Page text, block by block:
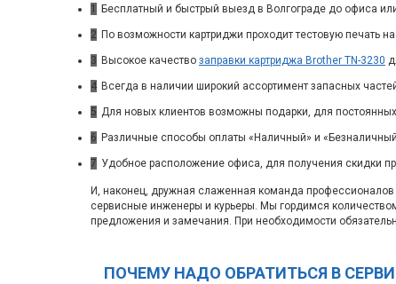
1 Бесплатный и быстрый выезд в Волгограде до офиса
2 По возможности картриджи проходит тестовую печать
3 Высокое качество заправки картриджа Brother TN-3230
4 Всегда в наличии широкий ассортимент запасных
5 Для новых клиентов возможны подарки, для
6 Различные способы оплаты «Наличный» и
7 Удобное расположение офиса, для получения скидки
И, наконец, дружная слаженная команда
сервисные инженеры и курьеры. Мы гордимся
предложения и замечания. При необходимости
ПОЧЕМУ НАДО ОБРАТИТЬСЯ В